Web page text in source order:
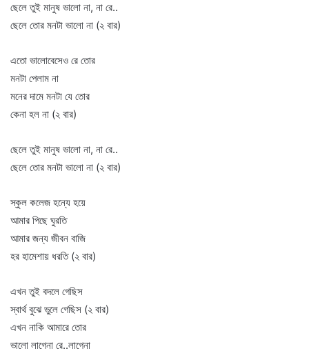
ছেলে তুই মানুষ ভালো না, না রে..
ছেলে তোর মনটা ভালো না (২ বার)
এতো ভালোবেসেও রে তোর
মনটা পেলাম না
মনের দামে মনটা যে তোর
কেনা হল না (২ বার)
ছেলে তুই মানুষ ভালো না, না রে..
ছেলে তোর মনটা ভালো না (২ বার)
স্কুল কলেজ হন্যে হয়ে
আমার পিছে ঘুরতি
আমার জন্য জীবন বাজি
হর হামেশায় ধরতি (২ বার)
এখন তুই বদলে গেছিস
স্বার্থ বুঝে ভুলে গেছিস (২ বার)
এখন নাকি আমারে তোর
ভালো লাগেনা রে..লাগেনা